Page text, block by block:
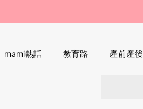
mami熱話 教育路 產前產後